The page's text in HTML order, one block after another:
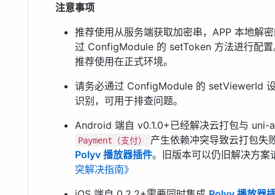
注意事项
推荐使用从服务端获取加密串，APP 本地解
过 ConfigModule 的 setToken 方法进行配
推荐使用在正式环境。
请务必通过 ConfigModule 的 setViewerId
识别，可用于排查问题。
Android 端自 v0.1.0+已经解决云打包与 uni-
Payment（支付）
产生依赖冲突导致云打包失
Polyv 播放器插件。旧版本可以仍旧解决方案
突解决指南》